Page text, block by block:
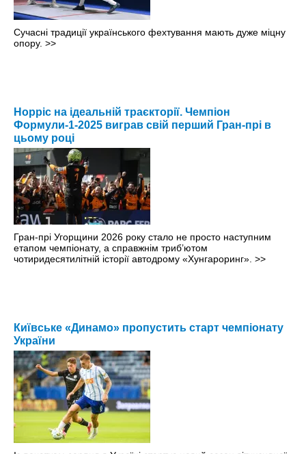
Сучасні традиції українського фехтування мають дуже міцну
опору. >>
Норріс на ідеальній траєкторії. Чемпіон
Формули-1-2025 виграв свій перший Гран-прі в
цьому році
Гран-прі Угорщини 2026 року стало не просто наступним
етапом чемпіонату, а справжнім триб’ютом
чотиридесятилітній історії автодрому «Хунгароринг». >>
Київське «Динамо» пропустить старт чемпіонату
України